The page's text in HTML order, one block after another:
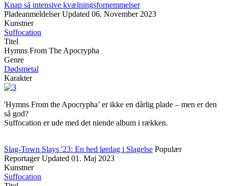
Knap så intensive kvælningsfornemmelser
Pladeanmeldelser Updated 06. November 2023
Kunstner
Suffocation
Titel
Hymns From The Apocrypha
Genre
Dødsmetal
Karakter
'Hymns From the Apocrypha’ er ikke en dårlig plade – men er den
så god?
Suffocation er ude med det niende album i rækken.
Slag-Town Slays '23: En hed lørdag i Slagelse Populær
Reportager Updated 01. Maj 2023
Kunstner
Suffocation